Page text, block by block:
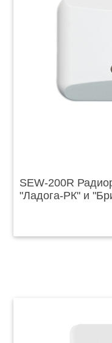
SЕW-200R
"Ладога-РК" и